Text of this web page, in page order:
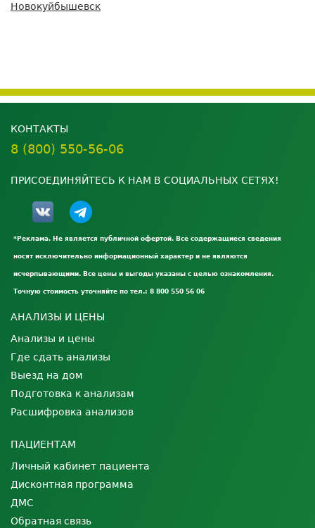
Новокуйбышевск
КОНТАКТЫ
8 (800) 550-56-06
ПРИСОЕДИНЯЙТЕСЬ К НАМ В СОЦИАЛЬНЫХ СЕТЯХ!
*Реклама. Не является публичной офертой. Все содержащиеся сведения
носят исключительно информационный характер и не являются
исчерпывающими. Все цены и выгоды указаны с целью ознакомления.
Точную стоимость уточняйте по тел.: 8 800 550 56 06
АНАЛИЗЫ И ЦЕНЫ
Анализы и цены
Где сдать анализы
Выезд на дом
Подготовка к анализам
Расшифровка анализов
ПАЦИЕНТАМ
Личный кабинет пациента
Дисконтная программа
ДМС
Обратная связь